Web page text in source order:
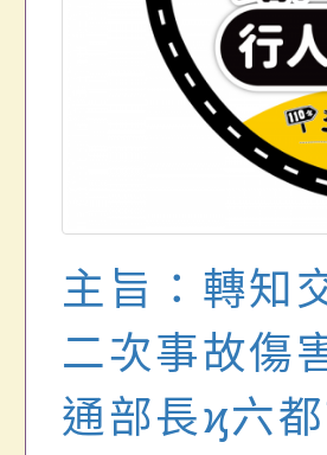
主旨：轉知
二次事故傷
通部長ϗ六